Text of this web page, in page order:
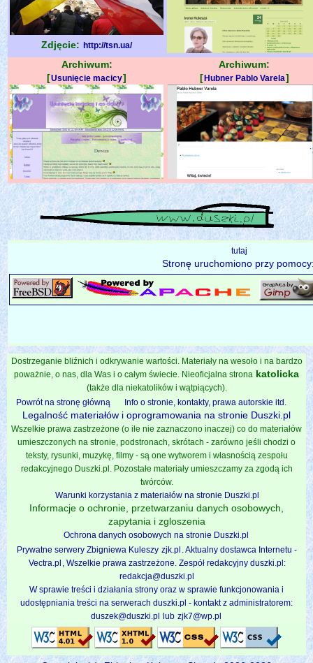
Zdjęcie: http://tsn.ua/
Archiwum:
[Usunięcie macicy]
Archiwum:
[Hubner Pablo Varela]
tutaj
Stronę uruchomiono przy
Dostrzeganie bliźnich i odkrywanie wartości. Materiały na wesoło i na bardzo
poważnie, o nas, dla Was i o całym świecie. Nieoficjalna strona katolicka
(także dla niekatolików i wątpiących).
Powrót na stronę główną
Info o stronie, kontakty, prawa autorskie itd.
Legalność materiałów i oprogramowania na stronie Duszki.pl
Wszelkie prawa zastrzeżone (o ile nie zaznaczono inaczej) co do materiałów
umieszczonych na stronie, podstronach, skrótach - zarówno jeśli chodzi o
teksty, rysunki, muzykę, filmy - są one wytworem i własnością zespołu
redakcyjnego Duszki.pl. Pozostałe materiały umieszczamy za zgodą ich
twórców.
Warunki korzystania z materiałów na stronie Duszki.pl
Informacje o ochronie, przetwarzaniu danych osobowych,
zapytania i zgloszenia
Ochrona danych osobowych na stronie Duszki.pl
Prywatne serwery Zbigniewa Kuleszy zjk.pl . Aktualny dostawca Internetu -
Vectra.pl , Wszelkie prawa zastrzeżone. Zespół redakcyjny duszki.pl:
redakcja@duszki.pl
W sprawie treści i działania strony oraz w sprawie funkcjonowania i
udostępniania treści na serwerach duszki.pl - kontakt z administratorem:
duszek@duszki.pl lub zjk7@wp.pl